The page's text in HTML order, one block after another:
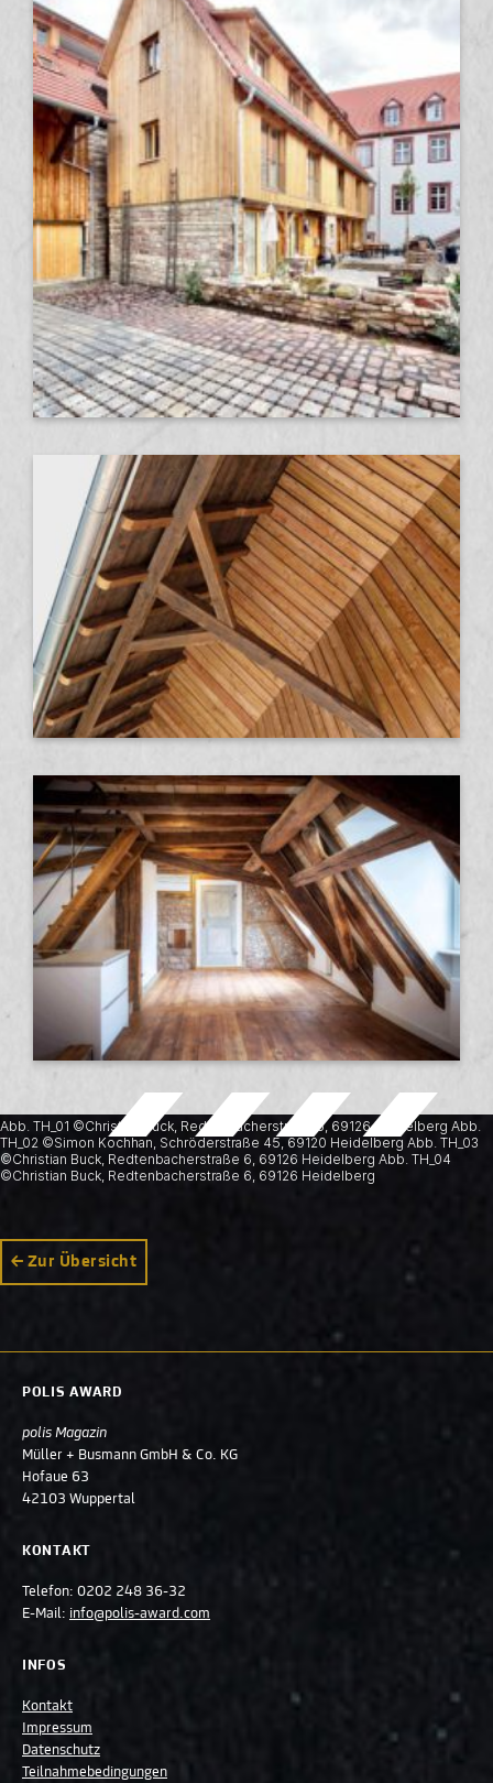
Abb. TH_01 ©Christian Buck, Redtenbacherstraße 6, 69126 Heidelberg Abb.
TH_02 ©Simon Kochhan, Schröderstraße 45, 69120 Heidelberg Abb. TH_03
©Christian Buck, Redtenbacherstraße 6, 69126 Heidelberg Abb. TH_04
©Christian Buck, Redtenbacherstraße 6, 69126 Heidelberg
Zur Übersicht
POLIS AWARD
polis Magazin
Müller + Busmann GmbH & Co. KG
Hofaue 63
42103 Wuppertal
KONTAKT
Telefon: 0202 248 36-32
E-Mail: info@polis-award.com
INFOS
Kontakt
Impressum
Datenschutz
Teilnahmebedingungen